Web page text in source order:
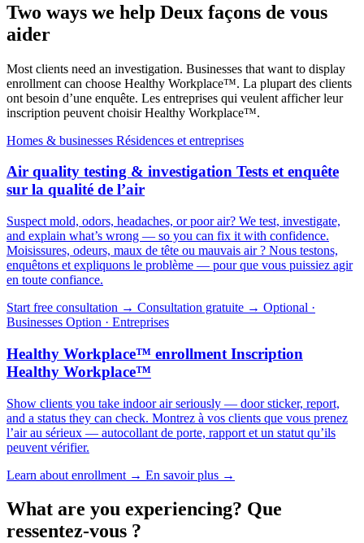
Two ways we help Deux façons de vous
aider
Most clients need an investigation. Businesses that want to display
enrollment can choose Healthy Workplace™. La plupart des clients
ont besoin d’une enquête. Les entreprises qui veulent afficher leur
inscription peuvent choisir Healthy Workplace™.
Homes & businesses Résidences et entreprises
Air quality testing & investigation Tests et enquête
sur la qualité de l’air
Suspect mold, odors, headaches, or poor air? We test, investigate,
and explain what’s wrong — so you can fix it with confidence.
Moisissures, odeurs, maux de tête ou mauvais air ? Nous testons,
enquêtons et expliquons le problème — pour que vous puissiez agir
en toute confiance.
Start free consultation → Consultation gratuite → Optional ·
Businesses Option · Entreprises
Healthy Workplace™ enrollment Inscription
Healthy Workplace™
Show clients you take indoor air seriously — door sticker, report,
and a status they can check. Montrez à vos clients que vous prenez
l’air au sérieux — autocollant de porte, rapport et un statut qu’ils
peuvent vérifier.
Learn about enrollment → En savoir plus →
What are you experiencing? Que
ressentez-vous ?